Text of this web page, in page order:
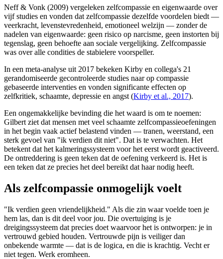
Neff & Vonk (2009) vergeleken zelfcompassie en eigenwaarde over
vijf studies en vonden dat zelfcompassie dezelfde voordelen biedt —
veerkracht, levenstevredenheid, emotioneel welzijn — zonder de
nadelen van eigenwaarde: geen risico op narcisme, geen instorten bij
tegenslag, geen behoefte aan sociale vergelijking. Zelfcompassie
was over alle condities de stabielere voorspeller.
In een meta-analyse uit 2017 bekeken Kirby en collega's 21
gerandomiseerde gecontroleerde studies naar op compassie
gebaseerde interventies en vonden significante effecten op
zelfkritiek, schaamte, depressie en angst (Kirby et al., 2017).
Een ongemakkelijke bevinding die het waard is om te noemen:
Gilbert ziet dat mensen met veel schaamte zelfcompassieoefeningen
in het begin vaak actief belastend vinden — tranen, weerstand, een
sterk gevoel van "ik verdien dit niet". Dat is te verwachten. Het
betekent dat het kalmeringssysteem voor het eerst wordt geactiveerd.
De ontreddering is geen teken dat de oefening verkeerd is. Het is
een teken dat ze precies het deel bereikt dat haar nodig heeft.
Als zelfcompassie onmogelijk voelt
"Ik verdien geen vriendelijkheid." Als die zin waar voelde toen je
hem las, dan is dit deel voor jou. Die overtuiging is je
dreigingssysteem dat precies doet waarvoor het is ontworpen: je in
vertrouwd gebied houden. Vertrouwde pijn is veiliger dan
onbekende warmte — dat is de logica, en die is krachtig. Vecht er
niet tegen. Werk eromheen.